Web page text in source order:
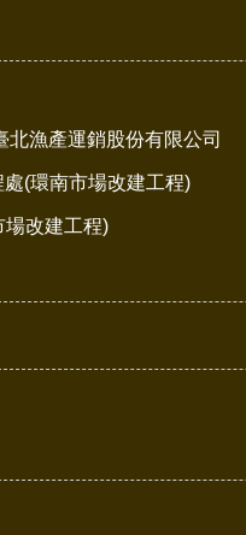
北漁產運銷股份有限公司
(環南市場改建工程)
場改建工程)